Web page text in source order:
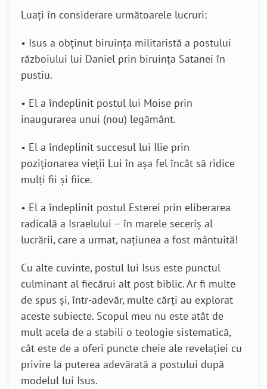
Luați în considerare următoarele lucruri:
• Isus a obținut biruința militaristă a postului
războiului lui Daniel prin biruința Satanei în
pustiu.
• El a îndeplinit postul lui Moise prin
inaugurarea unui (nou) legământ.
• El a îndeplinit succesul lui Ilie prin
poziționarea vieții Lui în așa fel încât să ridice
mulți fii și fiice.
• El a îndeplinit postul Esterei prin eliberarea
radicală a Israelului – în marele seceriș al
lucrării, care a urmat, națiunea a fost mântuită!
Cu alte cuvinte, postul lui Isus este punctul
culminant al fiecărui alt post biblic. Ar fi multe
de spus și, într-adevăr, multe cărți au explorat
aceste subiecte. Scopul meu nu este atât de
mult acela de a stabili o teologie sistematică,
cât este de a oferi puncte cheie ale revelației cu
privire la puterea adevărată a postului după
modelul lui Isus.